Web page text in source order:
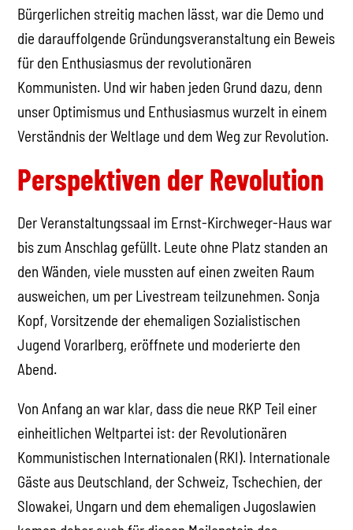
Bürgerlichen streitig machen lässt, war die Demo und
die darauffolgende Gründungsveranstaltung ein Beweis
für den Enthusiasmus der revolutionären
Kommunisten. Und wir haben jeden Grund dazu, denn
unser Optimismus und Enthusiasmus wurzelt in einem
Verständnis der Weltlage und dem Weg zur Revolution.
Perspektiven der Revolution
Der Veranstaltungssaal im Ernst-Kirchweger-Haus war
bis zum Anschlag gefüllt. Leute ohne Platz standen an
den Wänden, viele mussten auf einen zweiten Raum
ausweichen, um per Livestream teilzunehmen. Sonja
Kopf, Vorsitzende der ehemaligen Sozialistischen
Jugend Vorarlberg, eröffnete und moderierte den
Abend.
Von Anfang an war klar, dass die neue RKP Teil einer
einheitlichen Weltpartei ist: der Revolutionären
Kommunistischen Internationalen (RKI). Internationale
Gäste aus Deutschland, der Schweiz, Tschechien, der
Slowakei, Ungarn und dem ehemaligen Jugoslawien